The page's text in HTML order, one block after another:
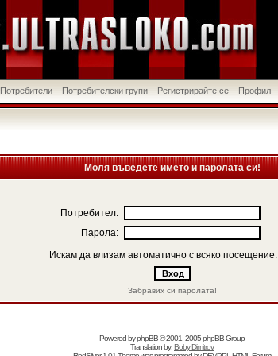
Потребители Потребителски групи Регистрирайте се Профил
Моля въведете името и паролата си!
Потребител:
Парола:
Искам да влизам автоматично с всяко посещение:
Забравих си паролата!
Powered byphpBB© 2001, 2005 phpBB Group
Translation by:Boby Dimitrov